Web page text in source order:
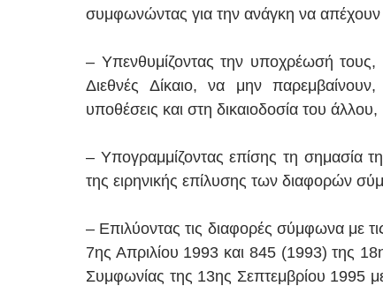
συμφωνώντας για την ανάγκη να απέχουν
– Υπενθυμίζοντας την υποχρέωσή
Διεθνές Δίκαιo, να μην
υποθέσεις και στη δικαιοδοσία του άλλου,
– Υπογραμμίζοντας επίσης τη σημασία
της ειρηνικής επίλυσης των διαφορών
– Επιλύοντας τις διαφορές σύμφωνα με
7ης Απριλίου 1993 και 845 (1993) της
Συμφωνίας της 13ης Σεπτεμβρίου 1995